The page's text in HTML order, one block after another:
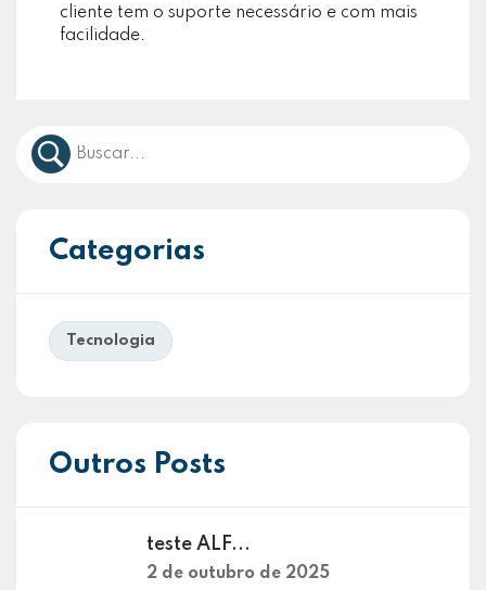
cliente tem o suporte necessário e com mais
facilidade.
Categorias
Tecnologia
Outros Posts
teste ALF...
2 de outubro de 2025